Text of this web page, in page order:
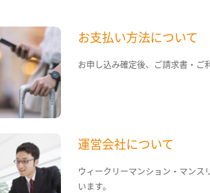
お支払い方法について
お申し込み確定後、ご請求書・ご
運営会社について
ウィークリーマンション・マンス
います。